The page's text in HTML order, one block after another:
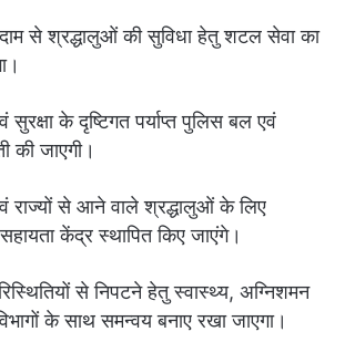
से श्रद्धालुओं की सुविधा हेतु शटल सेवा का
के दृष्टिगत पर्याप्त पुलिस बल एवं
की जाएगी।
राज्यों से आने वाले श्रद्धालुओं के लिए
सहायता केंद्र स्थापित किए जाएंगे।
से निपटने हेतु स्वास्थ्य, अग्निशमन
के साथ समन्वय बनाए रखा जाएगा।